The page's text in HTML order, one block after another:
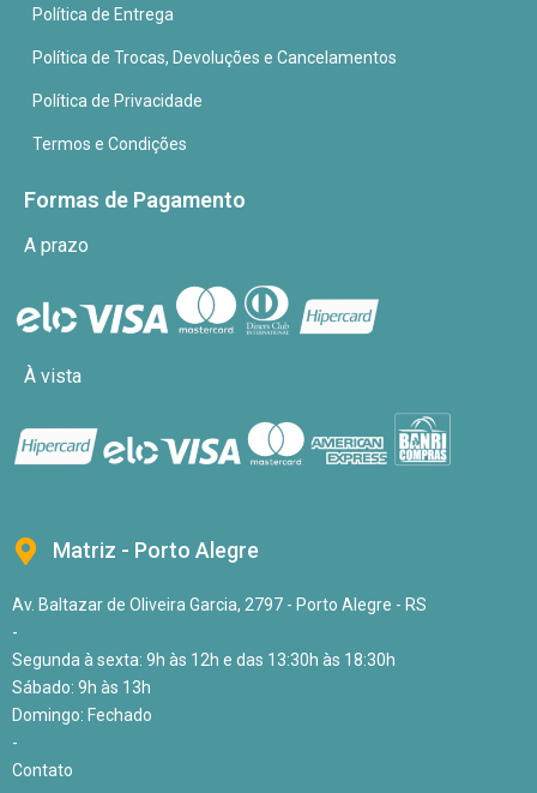
Política de Entrega
Política de Trocas, Devoluções e Cancelamentos
Política de Privacidade
Termos e Condições
Formas de Pagamento
A prazo
À vista
Matriz - Porto Alegre
Av. Baltazar de Oliveira Garcia, 2797 - Porto Alegre - RS
-
Segunda à sexta: 9h às 12h e das 13:30h às 18:30h
Sábado: 9h às 13h
Domingo: Fechado
-
Contato